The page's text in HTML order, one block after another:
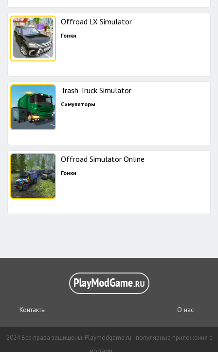
Offroad LX Simulator
Гонки
Trash Truck Simulator
Симуляторы
Offroad Simulator Online
Гонки
Контакты О нас
2024 Все права защищены. Playmodgame.ru - популярные приложения с